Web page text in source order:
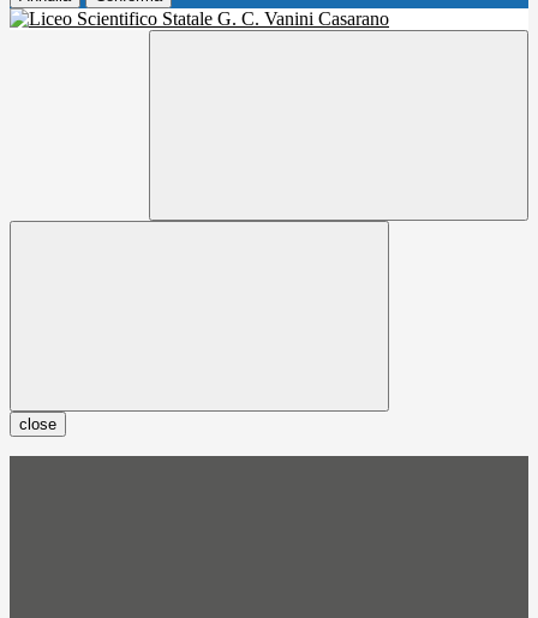
close